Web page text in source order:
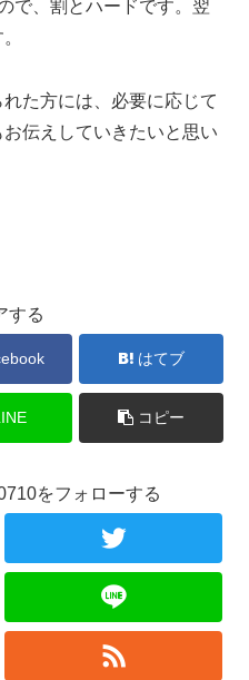
で、割とハードです。翌
た方には、必要に応じて
伝えしていきたいと思い
する
はてブ
コピー
をフォローする